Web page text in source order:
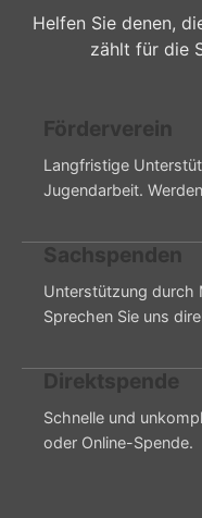
Helfen Sie denen,
zählt für die
Förderverein
Langfristige
Jugendarbeit.
Sachspenden
Unterstützung durch
Sprechen Sie uns
Direktspende
Schnelle und
oder Online-Spende.